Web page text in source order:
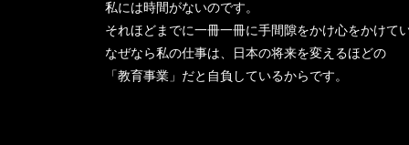
私には時間がないのです。
それほどまでに一冊一冊に手間隙をかけ心をかけて
なぜなら私の仕事は、日本の将来を変えるほどの
「教育事業」だと自負しているからです。